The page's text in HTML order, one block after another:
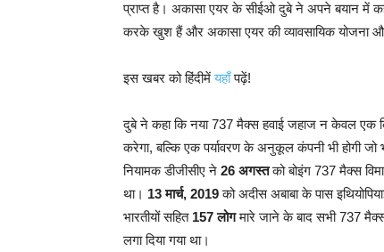
प्राप्त है। अकासा एयर के सीईओ दुबे ने अपने बयान में
करके खुश हैं और अकासा एयर की व्यावसायिक योजना
इस खबर को हिंदीमेंयहाँपढ़ें!
दुबे ने कहा कि नया 737 मैक्स हवाई जहाज न केवल एक
करेगा, बल्कि एक पर्यावरण के अनुकूल कंपनी भी होगी
नियामक डीजीसीए ने 26 अगस्तको बोइंग 737 मैक्स
था। 13 मार्च, 2019को अदीस अबाबा के पास
भारतीयों सहित 157 लोगमारे जाने के बाद सभी 737
लगा दिया गया था।